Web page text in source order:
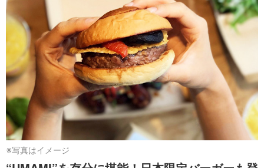
※写真はイメージ